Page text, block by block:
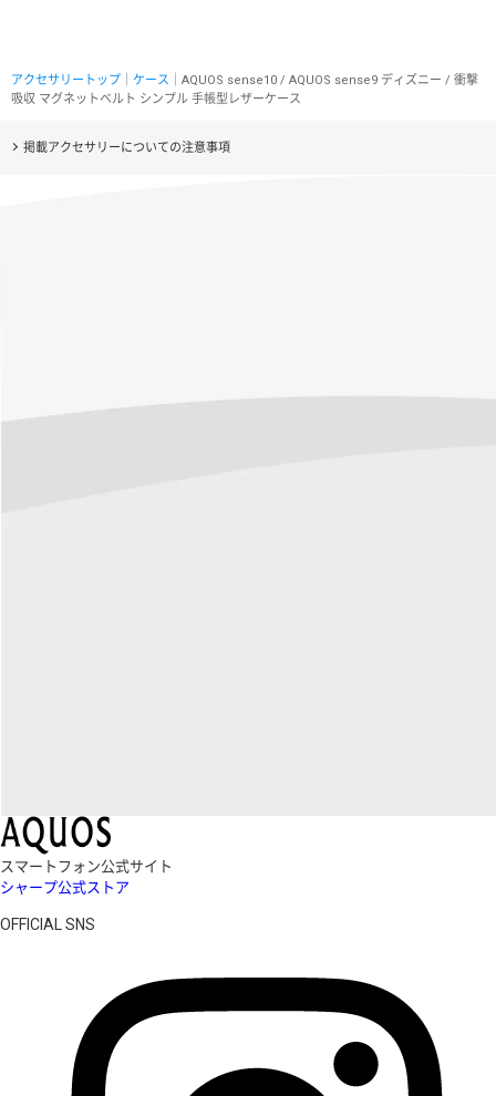
アクセサリートップ ケース ｜AQUOS sense10 / AQUOS sense9 ディズニー / 衝撃
吸収 マグネットベルト シンプル 手帳型レザーケース
掲載アクセサリーについての注意事項
スマートフォン公式サイト
シャープ公式ストア
OFFICIAL SNS